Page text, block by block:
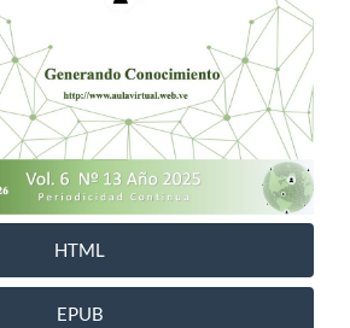
HTML
EPUB